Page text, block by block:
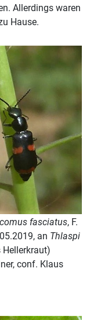
Allerdings waren
Hause.
fasciatus, F.
an Thlaspi
conf. Klaus